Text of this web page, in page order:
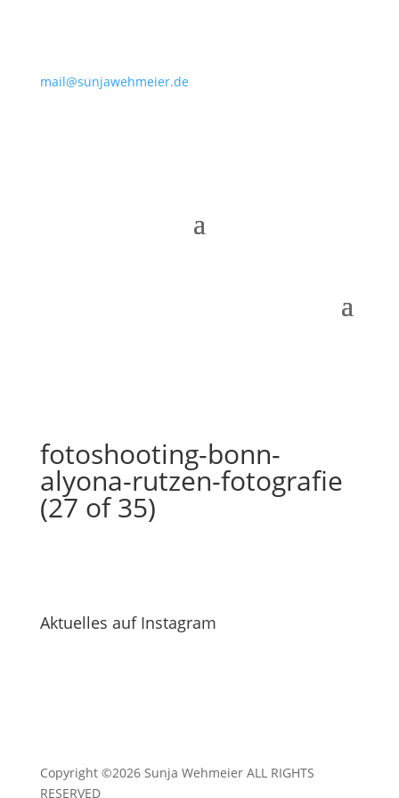
mail@sunjawehmeier.de
fotoshooting-bonn-
alyona-rutzen-fotografie
(27 of 35)
Aktuelles auf Instagram
Copyright ©2026 Sunja Wehmeier ALL RIGHTS
RESERVED